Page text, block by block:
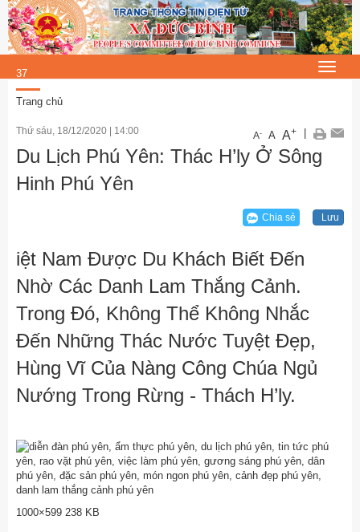
Thứ 6, 7/8/2026
12
:
37
:
Toggle
Trang chủ
Thứ sáu, 18/12/2020 14:00 A- A A+
Du Lịch Phú Yên: Thác H’ly Ở Sông
Hinh Phú Yên
Chia sẻ Lưu
iệt Nam Được Du Khách Biết Đến
Nhờ Các Danh Lam Thắng Cảnh.
Trong Đó, Không Thể Không Nhắc
Đến Những Thác Nước Tuyệt Đẹp,
Hùng Vĩ Của Nàng Công Chúa Ngủ
Nướng Trong Rừng - Thách H’ly.
1000×599 238 KB